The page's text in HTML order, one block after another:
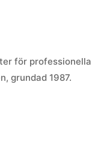
för professionella
grundad 1987.